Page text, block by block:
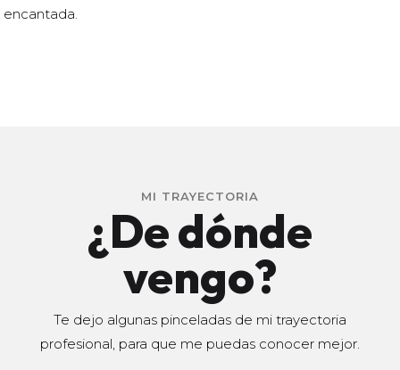
encantada.
MI TRAYECTORIA
¿De dónde
vengo?
Te dejo algunas pinceladas de mi trayectoria
profesional, para que me puedas conocer mejor.